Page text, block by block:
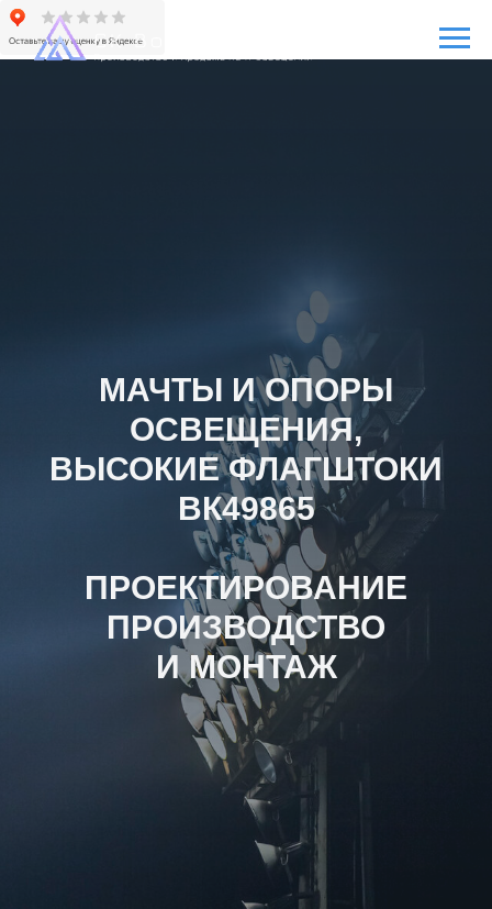
МАЧТЫ И ОПОРЫ
ОСВЕЩЕНИЯ,
ВЫСОКИЕ ФЛАГШТОКИ
ВК49865
ПРОЕКТИРОВАНИЕ
ПРОИЗВОДСТВО
И МОНТАЖ